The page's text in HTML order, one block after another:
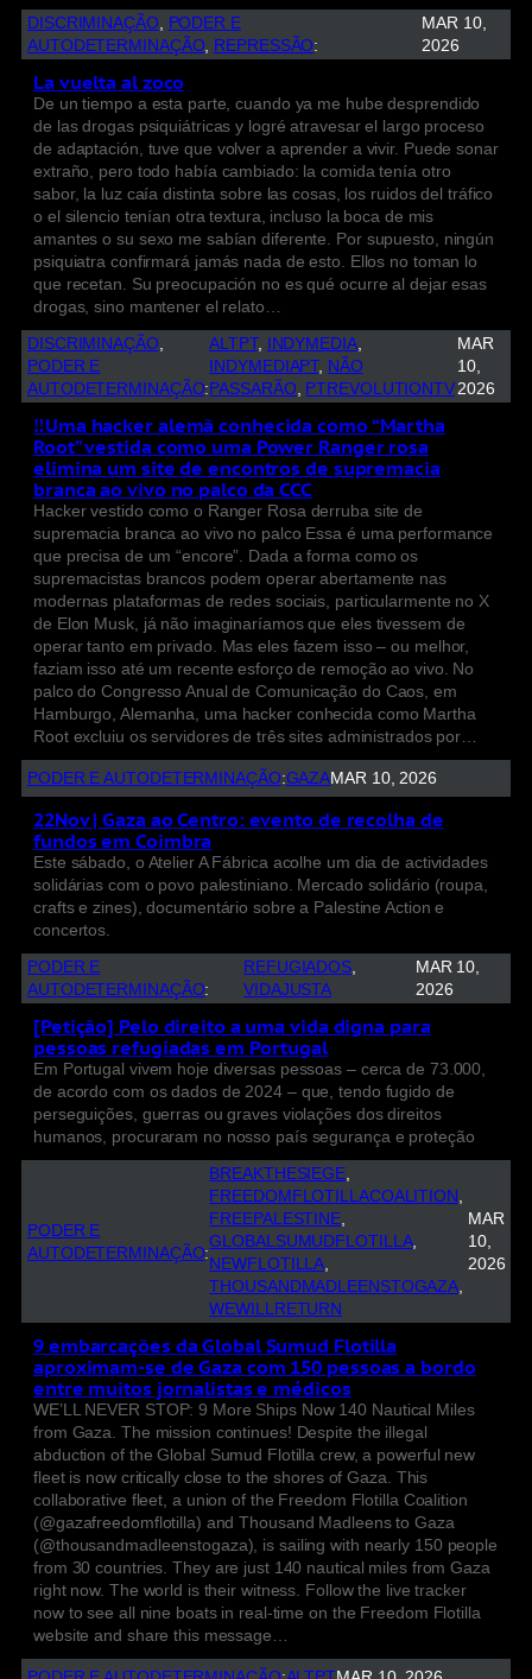
DISCRIMINAÇÃO, PODER E
AUTODETERMINAÇÃO, REPRESSÃO:
MAR 10,
2026
La vuelta al zoco
De un tiempo a esta parte, cuando ya me hube desprendido
de las drogas psiquiátricas y logré atravesar el largo proceso
de adaptación, tuve que volver a aprender a vivir. Puede sonar
extraño, pero todo había cambiado: la comida tenía otro
sabor, la luz caía distinta sobre las cosas, los ruidos del tráfico
o el silencio tenían otra textura, incluso la boca de mis
amantes o su sexo me sabían diferente. Por supuesto, ningún
psiquiatra confirmará jamás nada de esto. Ellos no toman lo
que recetan. Su preocupación no es qué ocurre al dejar esas
drogas, sino mantener el relato…
DISCRIMINAÇÃO
PODER E
AUTODETERMINAÇÃO:
ALTPT, INDYMEDIA
INDYMEDIAPT, NÃO
PASSARÃO, PTREVOLUTIONTV
MAR
10,
2026
‼️Uma hacker alemã conhecida como “Martha
Root” vestida como uma Power Ranger rosa
elimina um site de encontros de supremacia
branca ao vivo no palco da CCC
Hacker vestido como o Ranger Rosa derruba site de
supremacia branca ao vivo no palco Essa é uma performance
que precisa de um “encore”. Dada a forma como os
supremacistas brancos podem operar abertamente nas
modernas plataformas de redes sociais, particularmente no X
de Elon Musk, já não imaginaríamos que eles tivessem de
operar tanto em privado. Mas eles fazem isso – ou melhor,
faziam isso até um recente esforço de remoção ao vivo. No
palco do Congresso Anual de Comunicação do Caos, em
Hamburgo, Alemanha, uma hacker conhecida como Martha
Root excluiu os servidores de três sites administrados por…
PODER E AUTODETERMINAÇÃO:GAZAMAR 10, 2026
22Nov | Gaza ao Centro: evento de recolha de
fundos em Coimbra
Este sábado, o Atelier A Fábrica acolhe um dia de actividades
solidárias com o povo palestiniano. Mercado solidário (roupa,
crafts e zines), documentário sobre a Palestine Action e
concertos.
PODER E
AUTODETERMINAÇÃO:
REFUGIADOS
VIDAJUSTA
MAR 10,
2026
[Petição] Pelo direito a uma vida digna para
pessoas refugiadas em Portugal
Em Portugal vivem hoje diversas pessoas – cerca de 73.000,
de acordo com os dados de 2024 – que, tendo fugido de
perseguições, guerras ou graves violações dos direitos
humanos, procuraram no nosso país segurança e proteção
PODER E
AUTODETERMINAÇÃO:
BREAKTHESIEGE
FREEDOMFLOTILLACOALITION
FREEPALESTINE
GLOBALSUMUDFLOTILLA
NEWFLOTILLA
THOUSANDMADLEENSTOGAZA
WEWILLRETURN
MAR
10,
2026
9 embarcações da Global Sumud Flotilla
aproximam-se de Gaza com 150 pessoas a bordo
entre muitos jornalistas e médicos
WE’LL NEVER STOP: 9 More Ships Now 140 Nautical Miles
from Gaza. The mission continues! Despite the illegal
abduction of the Global Sumud Flotilla crew, a powerful new
fleet is now critically close to the shores of Gaza. This
collaborative fleet, a union of the Freedom Flotilla Coalition
(@gazafreedomflotilla) and Thousand Madleens to Gaza
(@thousandmadleenstogaza), is sailing with nearly 150 people
from 30 countries. They are just 140 nautical miles from Gaza
right now. The world is their witness. Follow the live tracker
now to see all nine boats in real-time on the Freedom Flotilla
website and share this message…